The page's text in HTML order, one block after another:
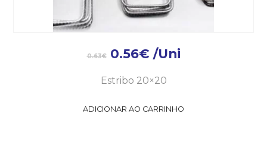
0.63€ 0.56€ /Uni
Estribo 20×20
ADICIONAR AO CARRINHO